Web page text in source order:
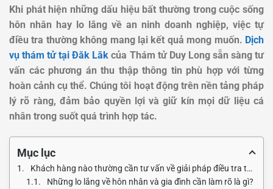
Khi phát hiện những dấu hiệu bất thường trong cuộc sống
hôn nhân hay lo lắng về an ninh doanh nghiệp, việc tự
điều tra thường không mang lại kết quả mong muốn. Dịch
vụ thám tử tại Đăk Lăk của Thám tử Duy Long sẵn sàng tư
vấn các phương án thu thập thông tin phù hợp với từng
hoàn cảnh cụ thể. Chúng tôi hoạt động trên nền tảng pháp
lý rõ ràng, đảm bảo quyền lợi và giữ kín mọi dữ liệu cá
nhân trong suốt quá trình hợp tác.
Mục lục
Khách hàng nào thường cần tư vấn về giải pháp điều tra tại vùng Tây Nguyên?
Những lo lắng về hôn nhân và gia đình cần làm rõ là gì?